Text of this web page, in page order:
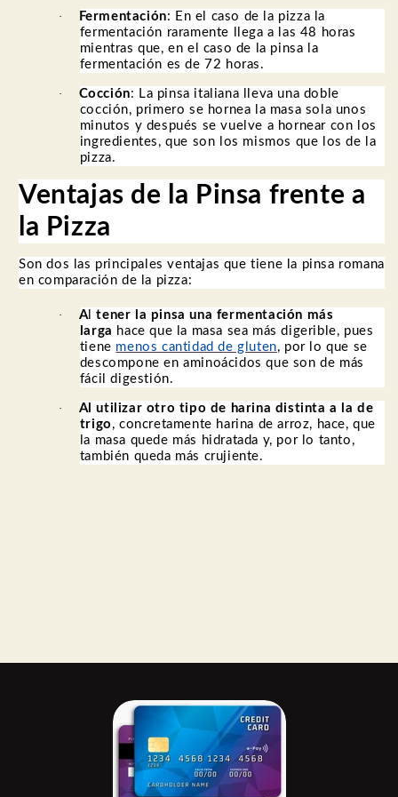
· Fermentación: En el caso de la pizza la
fermentación raramente llega a las 48 horas
mientras que, en el caso de la pinsa la
fermentación es de 72 horas.
· Cocción: La pinsa italiana lleva una doble
cocción, primero se hornea la masa sola unos
minutos y después se vuelve a hornear con los
ingredientes, que son los mismos que los de la
pizza.
Ventajas de la Pinsa frente a
la Pizza
Son dos las principales ventajas que tiene la pinsa romana
en comparación de la pizza:
· Altener la pinsa una fermentación más
larga hace que la masa sea más digerible, pues
tiene menos cantidad de gluten, por lo que se
descompone en aminoácidos que son de más
fácil digestión.
· Al utilizar otro tipo de harina distinta a la de
trigo , concretamente harina de arroz, hace, que
la masa quede más hidratada y, por lo tanto,
también queda más crujiente.